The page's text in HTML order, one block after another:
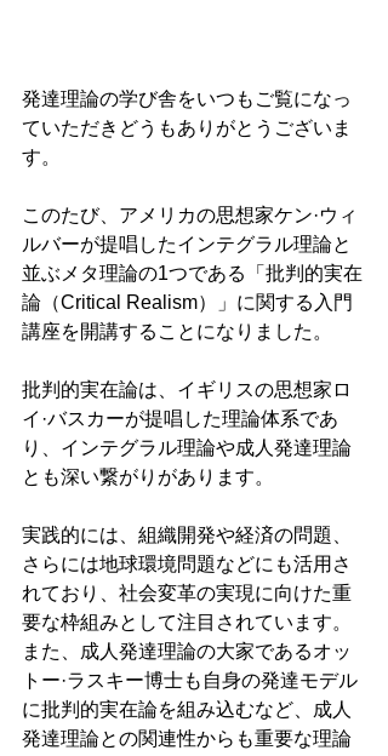
発達理論の学び舎をいつもご覧になっ
ていただきどうもありがとうございま
す。
このたび、アメリカの思想家ケン·ウィ
ルバーが提唱したインテグラル理論と
並ぶメタ理論の1つである「批判的実在
論（Critical Realism）」に関する入門
講座を開講することになりました。
批判的実在論は、イギリスの思想家ロ
イ·バスカーが提唱した理論体系であ
り、インテグラル理論や成人発達理論
とも深い繋がりがあります。
実践的には、組織開発や経済の問題、
さらには地球環境問題などにも活用さ
れており、社会変革の実現に向けた重
要な枠組みとして注目されています。
また、成人発達理論の大家であるオッ
トー·ラスキー博士も自身の発達モデル
に批判的実在論を組み込むなど、成人
発達理論との関連性からも重要な理論